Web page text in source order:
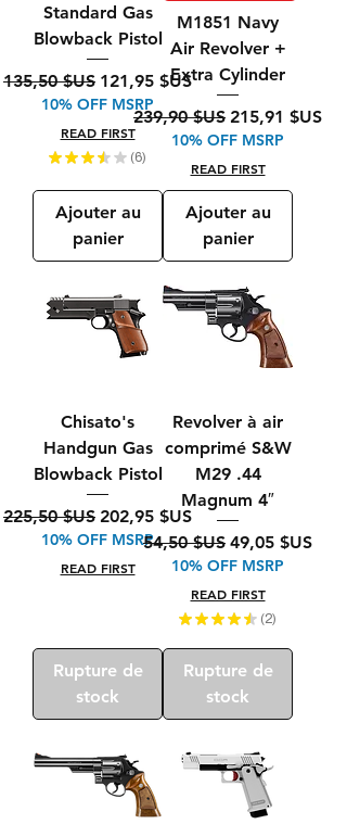
Standard Gas
Blowback Pistol
Prix original
135,50 $US Prix promotionnel
121,95 $US
10% OFF MSRP
READ FIRST
★ ★ ★ ★ ★ 6
6
Ajouter au
panier
M1851 Navy
Air Revolver +
Extra Cylinder
Prix original
239,90 $US Prix
215,91 $US
10% OFF MSRP
READ FIRST
Ajouter au
panier
Chisato's
Handgun Gas
Blowback Pistol
Prix original
225,50 $US Prix promotionnel
202,95 $US
10% OFF MSRP
READ FIRST
Rupture de
stock
Revolver à air
comprimé S&W
M29 .44
Magnum 4″
Prix original
54,50 $US Prix
49,05 $US
10% OFF MSRP
READ FIRST
★ ★ ★ ★ ★ 2
2
Rupture de
stock